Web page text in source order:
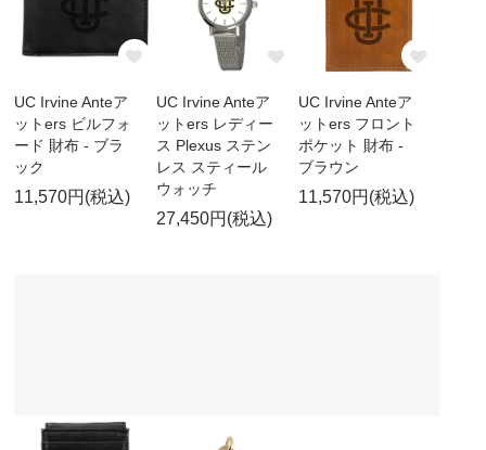
UC Irvine Anteア
ットers ビルフォ
ード 財布 - ブラ
ック
11,570円(税込)
UC Irvine Anteア
ットers レディー
ス Plexus ステン
レス スティール
ウォッチ
27,450円(税込)
UC Irvine Anteア
ットers フロント
ポケット 財布 -
ブラウン
11,570円(税込)